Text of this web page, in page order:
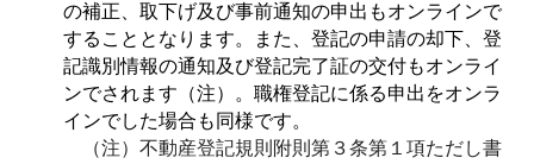
の補正、取下げ及び事前通知の申出もオンラインで
することとなります。また、登記の申請の却下、登
記識別情報の通知及び登記完了証の交付もオンライ
ンでされます（注）。職権登記に係る申出をオンラ
インでした場合も同様です。
（注）不動産登記規則附則第３条第１項ただし書